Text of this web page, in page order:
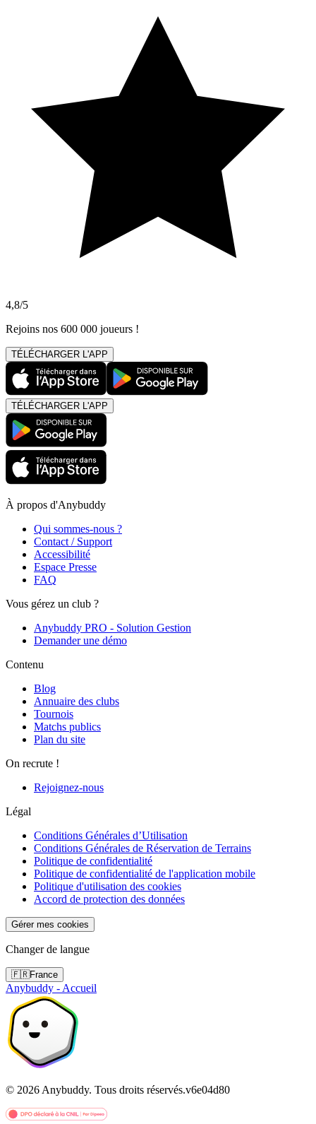
4,8/5
Rejoins nos 600 000 joueurs !
TÉLÉCHARGER L'APP
TÉLÉCHARGER L'APP
À propos d'Anybuddy
Qui sommes-nous ?
Contact / Support
Accessibilité
Espace Presse
FAQ
Vous gérez un club ?
Anybuddy PRO - Solution Gestion
Demander une démo
Contenu
Blog
Annuaire des clubs
Tournois
Matchs publics
Plan du site
On recrute !
Rejoignez-nous
Légal
Conditions Générales d’Utilisation
Conditions Générales de Réservation de Terrains
Politique de confidentialité
Politique de confidentialité de l'application mobile
Politique d'utilisation des cookies
Accord de protection des données
Gérer mes cookies
Changer de langue
🇫🇷France
Anybuddy - Accueil
© 2026 Anybuddy. Tous droits réservés.v6e04d80